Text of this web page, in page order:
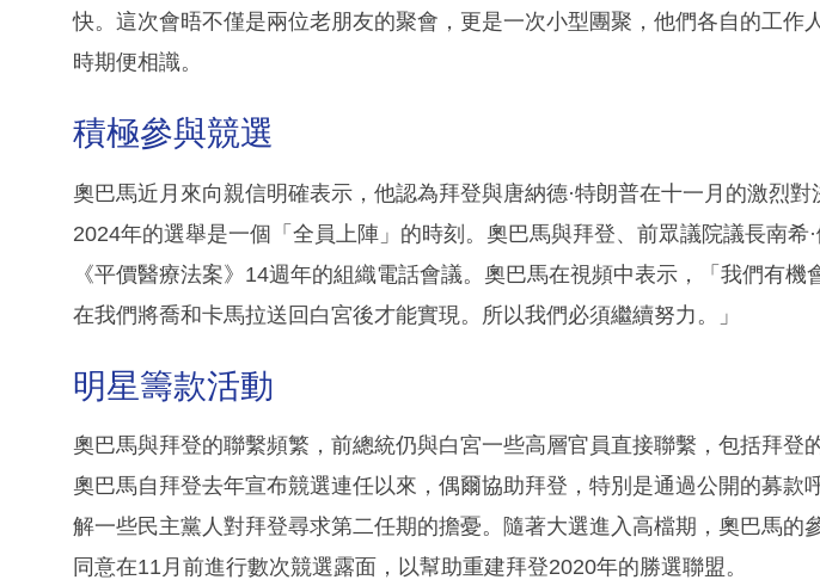
快。這次會晤不僅是兩位老朋友的聚會，更是一次小型團聚，他們各自的工作
時期便相識。
積極參與競選
奧巴馬近月來向親信明確表示，他認為拜登與唐納德·特朗普在十一月的激烈
2024年的選舉是一個「全員上陣」的時刻。奧巴馬與拜登、前眾議院議長南希
《平價醫療法案》14週年的組織電話會議。奧巴馬在視頻中表示，「我們有機
在我們將喬和卡馬拉送回白宮後才能實現。所以我們必須繼續努力。」
明星籌款活動
奧巴馬與拜登的聯繫頻繁，前總統仍與白宮一些高層官員直接聯繫，包括拜登
奧巴馬自拜登去年宣布競選連任以來，偶爾協助拜登，特別是通過公開的募款
解一些民主黨人對拜登尋求第二任期的擔憂。隨著大選進入高檔期，奧巴馬的
同意在11月前進行數次競選露面，以幫助重建拜登2020年的勝選聯盟。